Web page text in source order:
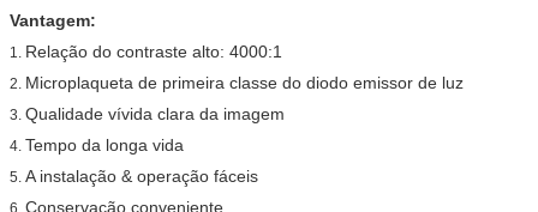
Vantagem:
1. Relação do contraste alto: 4000:1
2. Microplaqueta de primeira classe do diodo emissor de luz
3. Qualidade vívida clara da imagem
4. Tempo da longa vida
5. A instalação & operação fáceis
6. Conservação conveniente